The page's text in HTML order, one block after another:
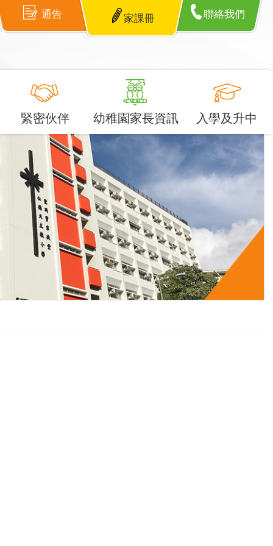
通告 家課冊 聯絡我們
緊密伙伴 幼稚園家長資訊 入學及升中